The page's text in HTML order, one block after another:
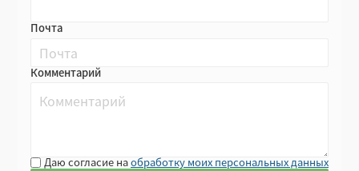
Почта
Комментарий
Даю согласие наобработку моих персональных данных